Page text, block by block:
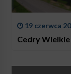
19 czerwca
Cedry Wielkie